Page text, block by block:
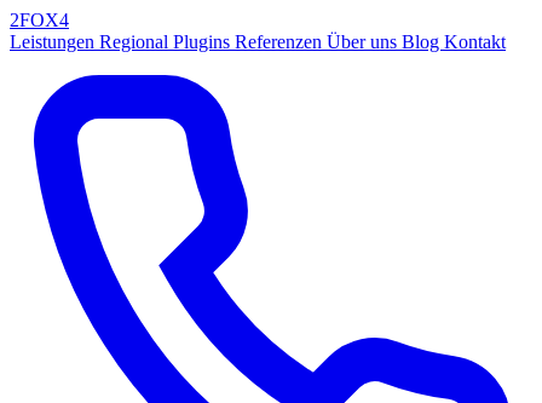
2FOX4
Leistungen Regional Plugins Referenzen Über uns Blog Kontakt